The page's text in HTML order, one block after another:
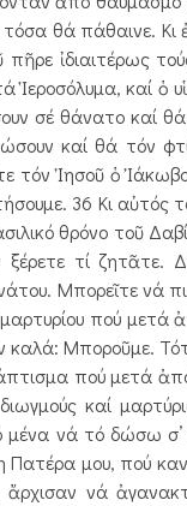
θά πάθαινε. Κι
ἰδιαιτέρως
Ἱεροσόλυμα, καί ὁ
σέ θάνατο καί
καί θά τόν
τόν Ἰησοῦ ὁ
36 Κι αὐτός
θρόνο τοῦ
ξέρετε τί
Μπορεῖτε νά
πού μετά
καλά: Μποροῦμε.
πού μετά
καί
νά τό δώσω σ’
Πατέρα μου, πού
νά